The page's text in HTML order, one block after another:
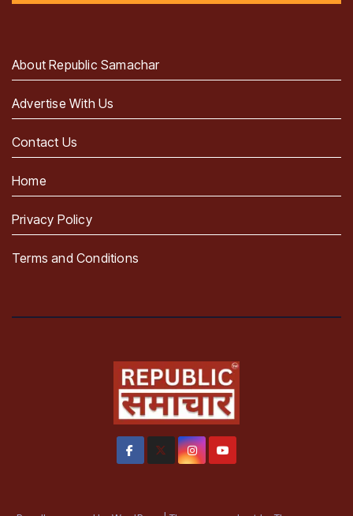
About Republic Samachar
Advertise With Us
Contact Us
Home
Privacy Policy
Terms and Conditions